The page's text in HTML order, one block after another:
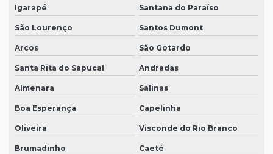
Igarapé Santana do Paraíso
São Lourenço Santos Dumont
Arcos São Gotardo
Santa Rita do Sapucaí Andradas
Almenara Salinas
Boa Esperança Capelinha
Oliveira Visconde do Rio Branco
Brumadinho Caeté